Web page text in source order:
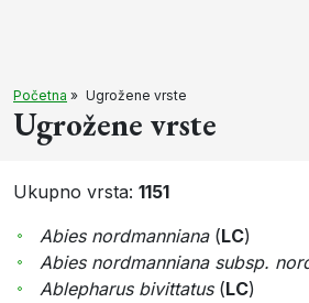
Početna » Ugrožene vrste
Ugrožene vrste
Ukupno vrsta: 1151
Abies nordmanniana(LC)
Abies nordmanniana subsp.
Ablepharus bivittatus(LC)